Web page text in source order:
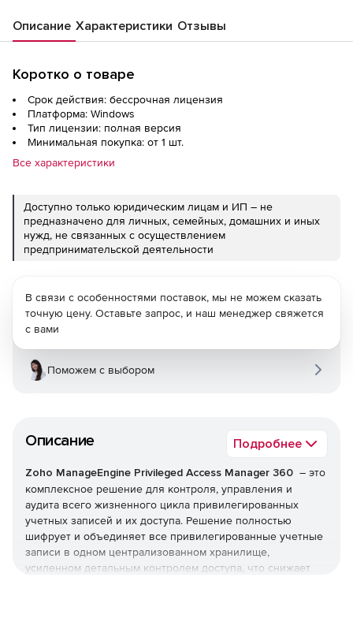
Описание Характеристики Отзывы
Коротко о товаре
Срок действия: бессрочная лицензия
Платформа: Windows
Тип лицензии: полная версия
Минимальная покупка: от 1 шт.
Все характеристики
Доступно только юридическим лицам и ИП – не
предназначено для личных, семейных, домашних и иных
нужд, не связанных с осуществлением
предпринимательской деятельности
Описание Подробнее
Zoho ManageEngine Privileged Access Manager 360 – это
комплексное решение для контроля, управления и
аудита всего жизненного цикла привилегированных
учетных записей и их доступа. Решение полностью
шифрует и объединяет все привилегированные учетные
записи в одном централизованном хранилище,
усиленном детальным контролем доступа, что снижает
В связи с особенностями поставок, мы не можем сказать
точную цену. Оставьте запрос, и наш менеджер свяжется
с вами
Поможем с выбором